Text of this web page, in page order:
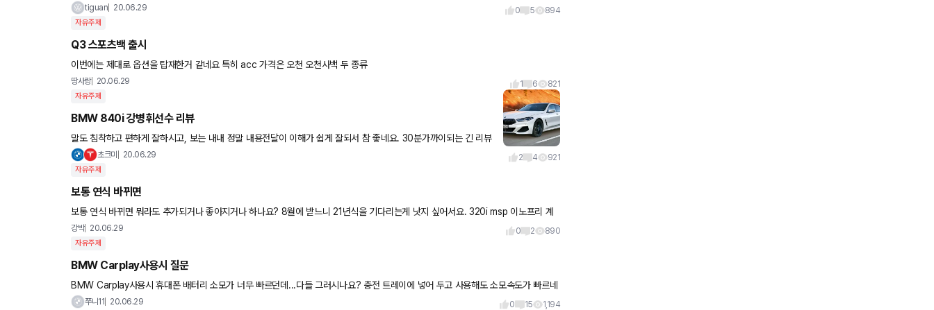
tiguan 20.06.29 0 5 894
자유주제
Q3 스포츠백 출시
이번에는 제대로 옵션을 탑재한거 같네요 특히 acc 가격은 오천 오천사백 두 종류
땅사랑 20.06.29 1 6 821
자유주제
BMW 840i 강병휘선수 리뷰
말도 침착하고 편하게 잘하시고, 보는 내내 정말 내용전달이 이해가 쉽게 잘되서 참 좋네요. 30분가까이되는 긴 리뷰
초크미 20.06.29 2 4 921
자유주제
보통 연식 바뀌면
보통 연식 바뀌면 뭐라도 추가되거나 좋아지거나 하나요? 8월에 받느니 21년식을 기다리는게 낫지 싶어서요. 320i msp 이노프리 계
약 걸려있습니다.
강박 20.06.29 0 2 890
자유주제
BMW Carplay사용시 질문
BMW Carplay사용시 휴대폰 배터리 소모가 너무 빠르던데...다들 그러시나요? 충전 트레이에 넣어 두고 사용해도 소모속도가 빠르네
요. 주로 티맵, 멜론 정도만 사용 하는데... 참고로 휴대폰은
쭈니11 20.06.29 0 15 1,194